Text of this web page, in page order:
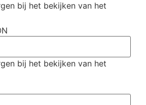
bij het bekijken van het
bij het bekijken van het